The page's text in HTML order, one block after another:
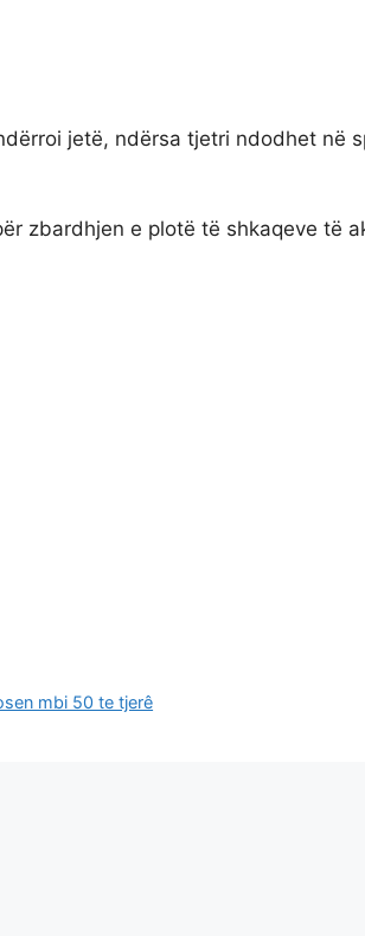
jetë, ndërsa tjetri ndodhet në
zbardhjen e plotë të shkaqeve të
mbi 50 te tjerê